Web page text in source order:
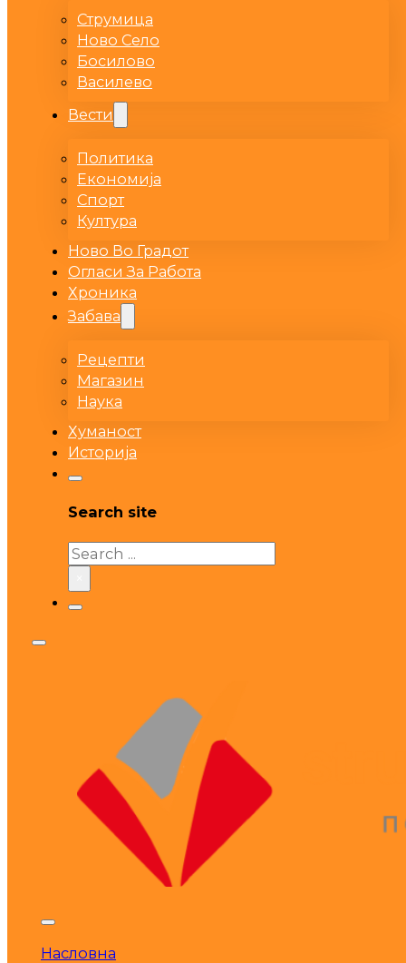
Струмица
Ново Село
Босилово
Василево
Вести
Политика
Економија
Спорт
Култура
Ново Во Градот
Огласи За Работа
Хроника
Забава
Рецепти
Магазин
Наука
Хуманост
Историја
Search site
Search
Насловна